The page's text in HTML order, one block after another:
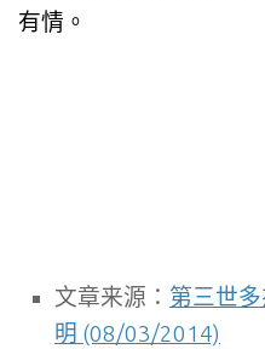
有情。
文章来源： 第三世
明 (08/03/2014)